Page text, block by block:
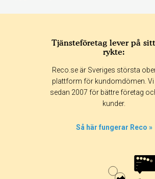
Tjänsteföretag lever på
rykte:
Reco.se är Sveriges största
plattform för kundomdömen.
sedan 2007 för bättre företag
kunder.
Så här fungerar Reco »